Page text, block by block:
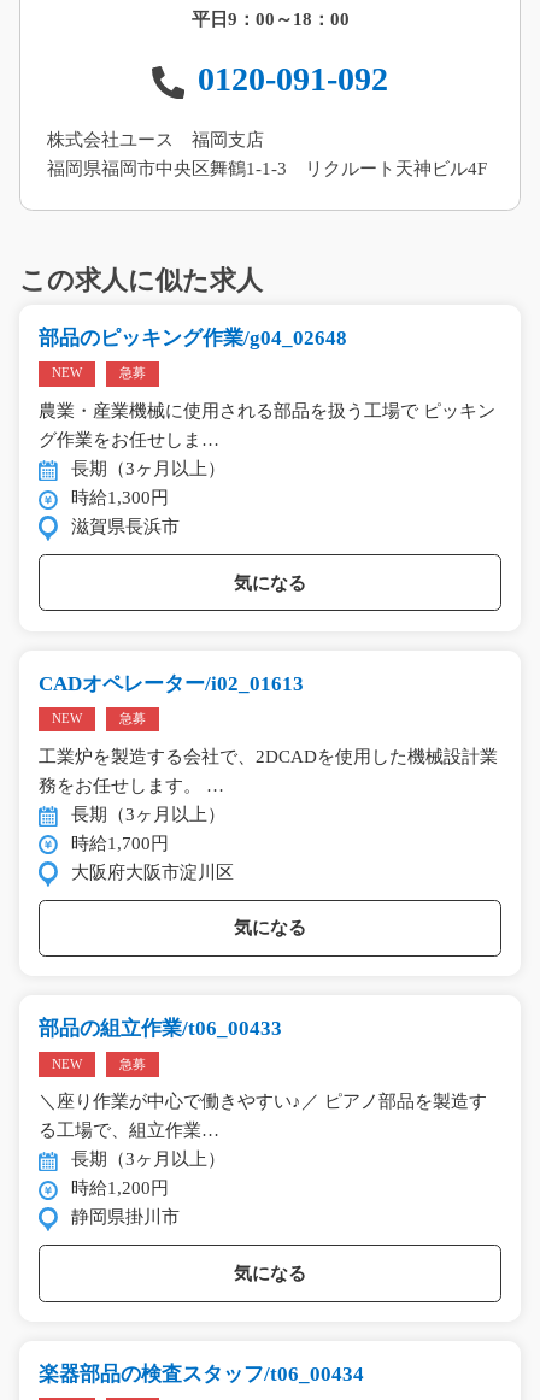
平日9：00～18：00
0120-091-092
株式会社ユース 福岡支店
福岡県福岡市中央区舞鶴1-1-3 リクルート天神ビル4F
この求人に似た求人
部品のピッキング作業/g04_02648
NEW 急募
農業・産業機械に使用される部品を扱う工場で ピッキン
グ作業をお任せしま…
長期（3ヶ月以上）
時給1,300円
滋賀県長浜市
気になる
CADオペレーター/i02_01613
NEW 急募
工業炉を製造する会社で、2DCADを使用した機械設計業
務をお任せします。 …
長期（3ヶ月以上）
時給1,700円
大阪府大阪市淀川区
気になる
部品の組立作業/t06_00433
NEW 急募
＼座り作業が中心で働きやすい♪／ ピアノ部品を製造す
る工場で、組立作業…
長期（3ヶ月以上）
時給1,200円
静岡県掛川市
気になる
楽器部品の検査スタッフ/t06_00434